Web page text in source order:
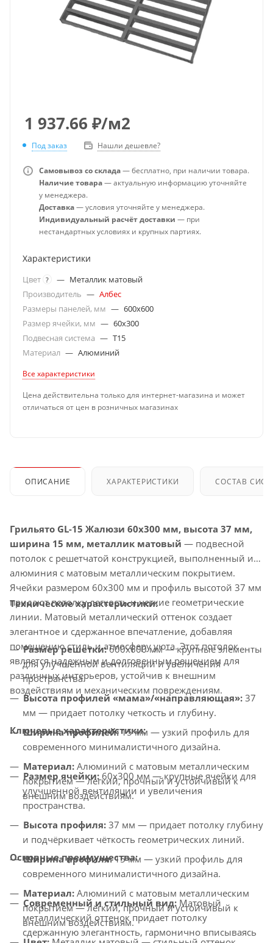
1 937.66 ₽/м2
Под заказ Нашли дешевле?
Самовывоз со склада— бесплатно, при наличии товара.
Наличие товара— актуальную информацию уточняйте
у менеджера.
Доставка— условия уточняйте у менеджера.
Индивидуальный расчёт доставки — при
нестандартных условиях и крупных партиях.
Характеристики
Цвет ? — Металлик матовый
Производитель — Албес
Размеры панелей, мм — 600x600
Размер ячейки, мм — 60x300
Подвесная система — T15
Материал — Алюминий
Все характеристики
Цена действительна только для интернет-магазина и может
отличаться от цен в розничных магазинах
ОПИСАНИЕ ХАРАКТЕРИСТИКИ СОСТАВ
Грильято GL-15 Жалюзи 60x300 мм, высота 37 мм,
ширина 15 мм, металлик матовый — подвесной
потолок с решетчатой конструкцией, выполненный из
алюминия с матовым металлическим покрытием.
Ячейки размером 60x300 мм и профиль высотой 37 мм
придают потолку легкость и четкие геометрические
линии. Матовый металлический оттенок создает
элегантное и сдержанное впечатление, добавляя
помещению стиль и атмосферу уюта. Этот потолок
является надежным и долговечным решением для
различных интерьеров, устойчив к внешним
воздействиям и механическим повреждениям.
Технические характеристики:
Размер решетки:600x600 мм — крупные элементы
для улучшенной вентиляции и увеличения
пространства.
Высота профилей «мама»/«направляющая»: 37
мм — придает потолку четкость и глубину.
Ширина профилей:15 мм — узкий профиль для
современного минималистичного дизайна.
Материал: Алюминий с матовым металлическим
покрытием — легкий, прочный и устойчивый к
внешним воздействиям.
Ключевые характеристики:
Размер ячейки: 60x300 мм — крупные ячейки для
улучшенной вентиляции и увеличения
пространства.
Высота профиля: 37 мм — придает потолку глубину
и подчёркивает чёткость геометрических линий.
Ширина профиля:15 мм — узкий профиль для
современного минималистичного дизайна.
Материал: Алюминий с матовым металлическим
покрытием — лёгкий, прочный и устойчивый к
внешним воздействиям.
Основные преимущества:
Современный и стильный вид: Матовый
металлический оттенок придает потолку
сдержанную элегантность, гармонично вписываясь